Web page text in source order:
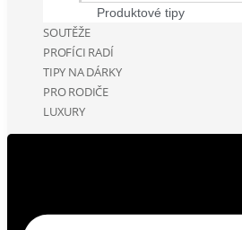
Produktové tipy
SOUTĚŽE
PROFÍCI RADÍ
TIPY NA DÁRKY
PRO RODIČE
LUXURY